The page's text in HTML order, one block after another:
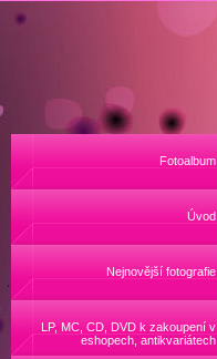
Fotoalbum
Úvod
Nejnovější fotografie
LP, MC, CD, DVD k zakoupení v
eshopech, antikvariátech